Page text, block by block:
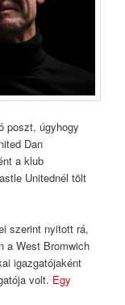
poszt, úgyhogy
Dan
a klub
Unitednél tölt
szerint nyitott rá,
a West Bromwich
igazgatójaként
volt. Egy